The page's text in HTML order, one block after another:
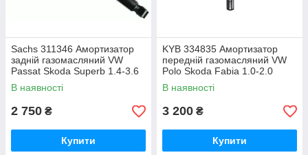
Sachs 311346 Амортизатор
задній газомасляний VW
Passat Skoda Superb 1.4-3.6
03.05-12.16
В наявності
2 750 ₴
Купити
KYB 334835 Амортизатор
передній газомасляний VW
Polo Skoda Fabia 1.0-2.0
В наявності
3 200 ₴
Купити